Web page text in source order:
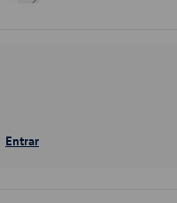
Entrar